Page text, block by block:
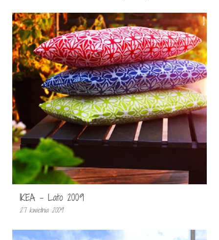
IKEA – Lato 2009
27 kwietnia 2009